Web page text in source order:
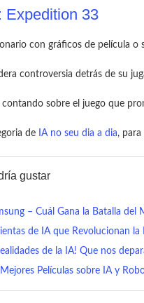
Expedition 33
con gráficos de película
controversia detrás de su
contando sobre el juego que
de IA no seu dia a dia,
gustar
– Cuál Gana la Batalla
de IA que Revolucionan
de la IA! Que nos
Mejores Películas sobre IA y